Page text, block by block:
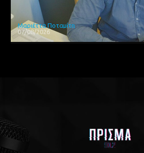
Μαριέττα Ποταμίτη
07/08/2026